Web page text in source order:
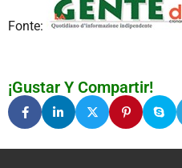
Fonte:
¡Gustar Y Compartir!